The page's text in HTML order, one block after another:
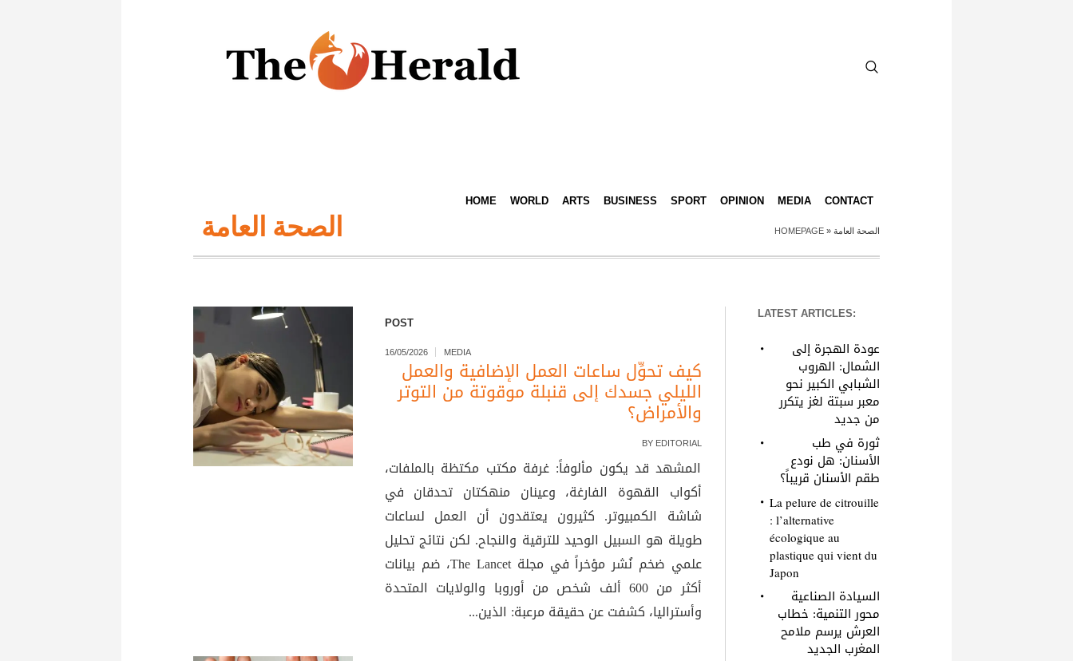
HOME WORLD ARTS BUSINESS SPORT OPINION MEDIA CONTACT
الصحة العامة HOMEPAGE » الصحة العامة
POST
16/05/2026 MEDIA
كيف تحوِّل ساعات العمل الإضافية والعمل
الليلي جسدك إلى قنبلة موقوتة من التوتر
والأمراض؟
BY EDITORIAL
المشهد قد يكون مألوفاً: غرفة مكتب مكتظة بالملفات،
أكواب القهوة الفارغة، وعينان منهكتان تحدقان في
شاشة الكمبيوتر. كثيرون يعتقدون أن العمل لساعات
طويلة هو السبيل الوحيد للترقية والنجاح. لكن نتائج تحليل
علمي ضخم نُشر مؤخراً في مجلة The Lancet، ضم بيانات
أكثر من 600 ألف شخص من أوروبا والولايات المتحدة
وأستراليا، كشفت عن حقيقة مرعبة: الذين...
LATEST ARTICLES:
عودة الهجرة إلى
الشمال: الهروب
الشبابي الكبير نحو
معبر سبتة لغز يتكرر
من جديد
ثورة في طب
الأسنان: هل نودع
طقم الأسنان قريباً؟
La pelure de citrouille
: l’alternative
écologique au
plastique qui vient du
Japon
السيادة الصناعية
محور التنمية: خطاب
العرش يرسم ملامح
المغرب الجديد